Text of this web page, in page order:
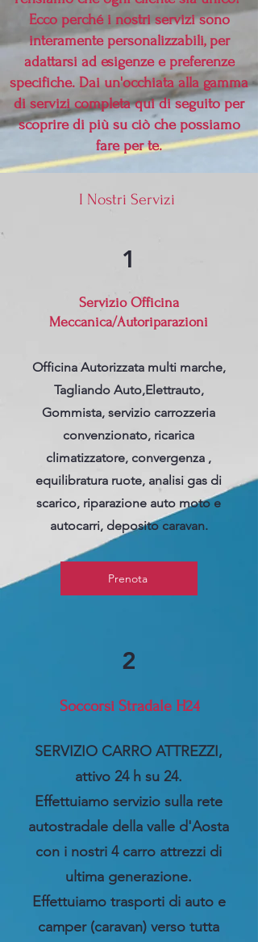
Ecco perché i nostri servizi sono
interamente personalizzabili, per
adattarsi ad esigenze e preferenze
specifiche. Dai un'occhiata alla gamma
di servizi completa qui di seguito per
scoprire di più su ciò che possiamo
fare per te.
I Nostri Servizi
1
Servizio Officina
Meccanica/Autoriparazioni
Officina Autorizzata multi marche,
Tagliando Auto,Elettrauto,
Gommista, servizio carrozzeria
convenzionato, ricarica
climatizzatore, convergenza ,
equilibratura ruote, analisi gas di
scarico, riparazione auto moto e
autocarri, deposito caravan.
Prenota
2
Soccorsi Stradale H24
SERVIZIO CARRO ATTREZZI,
attivo 24 h su 24.
Effettuiamo servizio sulla rete
autostradale della valle d'Aosta
con i nostri 4 carro attrezzi di
ultima generazione.
Effettuiamo trasporti di auto e
camper (caravan) verso tutta